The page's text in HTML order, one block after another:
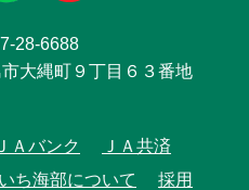
28-6688
大縄町９丁目６３番地
ＪＡバンク
ＪＡ共済
ち海部について
採用